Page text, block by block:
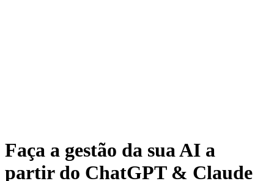
Faça a gestão da sua AI a
partir do ChatGPT & Claude